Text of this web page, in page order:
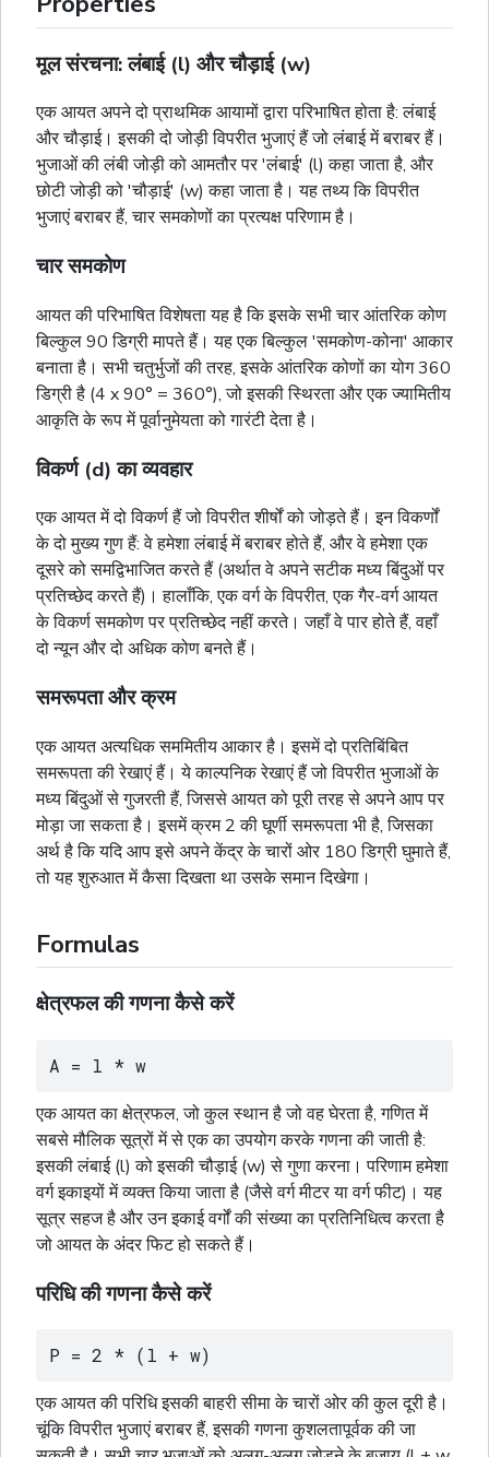
मूल संरचना: लंबाई (l) और चौड़ाई (w)
एक आयत अपने दो प्राथमिक आयामों द्वारा परिभाषित होता है: लंबाई
और चौड़ाई। इसकी दो जोड़ी विपरीत भुजाएं हैं जो लंबाई में बराबर हैं।
भुजाओं की लंबी जोड़ी को आमतौर पर 'लंबाई' (l) कहा जाता है, और
छोटी जोड़ी को 'चौड़ाई' (w) कहा जाता है। यह तथ्य कि विपरीत
भुजाएं बराबर हैं, चार समकोणों का प्रत्यक्ष परिणाम है।
चार समकोण
आयत की परिभाषित विशेषता यह है कि इसके सभी चार आंतरिक कोण
बिल्कुल 90 डिग्री मापते हैं। यह एक बिल्कुल 'समकोण-कोना' आकार
बनाता है। सभी चतुर्भुजों की तरह, इसके आंतरिक कोणों का योग 360
डिग्री है (4 x 90° = 360°), जो इसकी स्थिरता और एक ज्यामितीय
आकृति के रूप में पूर्वानुमेयता को गारंटी देता है।
विकर्ण (d) का व्यवहार
एक आयत में दो विकर्ण हैं जो विपरीत शीर्षों को जोड़ते हैं। इन विकर्णों
के दो मुख्य गुण हैं: वे हमेशा लंबाई में बराबर होते हैं, और वे हमेशा एक
दूसरे को समद्विभाजित करते हैं (अर्थात वे अपने सटीक मध्य बिंदुओं पर
प्रतिच्छेद करते हैं)। हालाँकि, एकवर्गके विपरीत, एक गैर-वर्ग आयत
के विकर्ण समकोण पर प्रतिच्छेद नहीं करते। जहाँ वे पार होते हैं, वहाँ
दो न्यून और दो अधिक कोण बनते हैं।
समरूपता और क्रम
एक आयत अत्यधिक सममितीय आकार है। इसमें दो प्रतिबिंबित
समरूपता की रेखाएं हैं। ये काल्पनिक रेखाएं हैं जो विपरीत भुजाओं के
मध्य बिंदुओं से गुजरती हैं, जिससे आयत को पूरी तरह से अपने आप पर
मोड़ा जा सकता है। इसमें क्रम 2 की घूर्णी समरूपता भी है, जिसका
अर्थ है कि यदि आप इसे अपने केंद्र के चारों ओर 180 डिग्री घुमाते हैं,
तो यह शुरुआत में कैसा दिखता था उसके समान दिखेगा।
Formulas
क्षेत्रफल की गणना कैसे करें
A = l * w
एक आयत का क्षेत्रफल, जो कुल स्थान है जो वह घेरता है, गणित में
सबसे मौलिक सूत्रों में से एक का उपयोग करके गणना की जाती है:
इसकी लंबाई (l) को इसकी चौड़ाई (w) से गुणा करना। परिणाम हमेशा
वर्गइकाइयों में व्यक्त किया जाता है (जैसेवर्गमीटर यावर्गफीट)। यह
सूत्र सहज है और उन इकाईवर्गोंकी संख्या का प्रतिनिधित्व करता है
जो आयत के अंदर फिट हो सकते हैं।
परिधि की गणना कैसे करें
P = 2 * (l + w)
एक आयत की परिधि इसकी बाहरी सीमा के चारों ओर की कुल दूरी है।
चूंकि विपरीत भुजाएं बराबर हैं, इसकी गणना कुशलतापूर्वक की जा